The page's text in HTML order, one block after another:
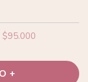
$95.000